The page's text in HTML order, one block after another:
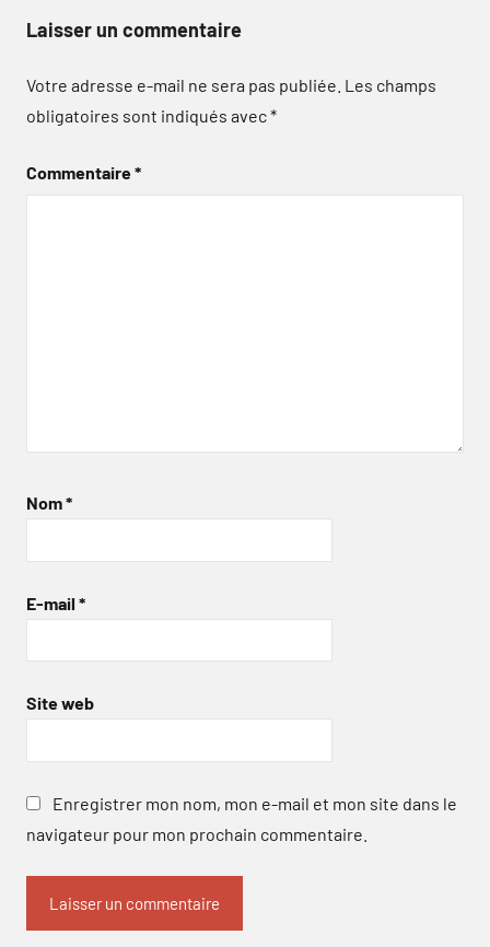
Laisser un commentaire
Votre adresse e-mail ne sera pas publiée. Les champs
obligatoires sont indiqués avec*
Commentaire*
Nom*
E-mail *
Site web
Enregistrer mon nom, mon e-mail et mon site dans le
navigateur pour mon prochain commentaire.